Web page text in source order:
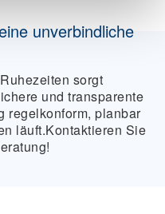
die Basis für einen
unverbindliche
sorgt
und transparente
regelkonform, planbar
läuft.Kontaktieren Sie